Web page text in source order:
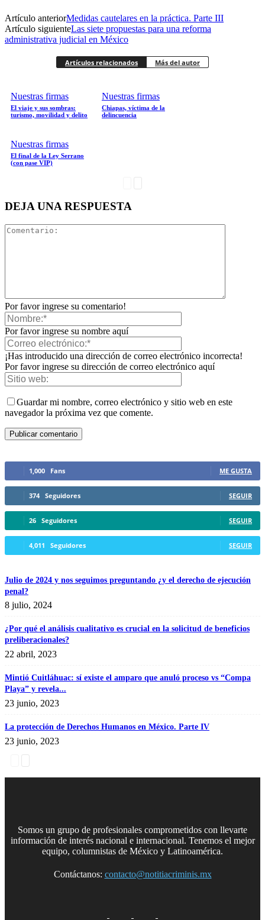
Bluesky
Threads
Facebook
Artículo anteriorMedidas cautelares en la práctica. Parte III
Artículo siguienteLas siete propuestas para una reforma
administrativa judicial en México
Artículos relacionados Más del autor
Nuestras firmas
El viaje y sus sombras:
turismo, movilidad y delito
Nuestras firmas
Chiapas, víctima de la
delincuencia
Nuestras firmas
El final de la Ley Serrano
(con pase VIP)
DEJA UNA RESPUESTA
Por favor ingrese su comentario!
Por favor ingrese su nombre aquí
¡Has introducido una dirección de correo electrónico incorrecta!
Por favor ingrese su dirección de correo electrónico aquí
Guardar mi nombre, correo electrónico y sitio web en este
navegador la próxima vez que comente.
1,000 Fans ME GUSTA
374 Seguidores SEGUIR
26 Seguidores SEGUIR
4,011 Seguidores SEGUIR
Julio de 2024 y nos seguimos preguntando ¿y el derecho de ejecución
penal?
8 julio, 2024
¿Por qué el análisis cualitativo es crucial en la solicitud de beneficios
preliberacionales?
22 abril, 2023
Mintió Cuitláhuac: sí existe el amparo que anuló proceso vs “Compa
Playa” y revela...
23 junio, 2023
La protección de Derechos Humanos en México. Parte IV
23 junio, 2023
Somos un grupo de profesionales comprometidos con llevarte
información de interés nacional e internacional. Tenemos el mejor
equipo, columnistas de México y Latinoamérica.
Contáctanos: contacto@notitiacriminis.mx